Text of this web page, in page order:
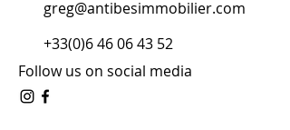
greg@antibesimmobilier.com
+33(0)6 46 06 43 52
Follow us on social media